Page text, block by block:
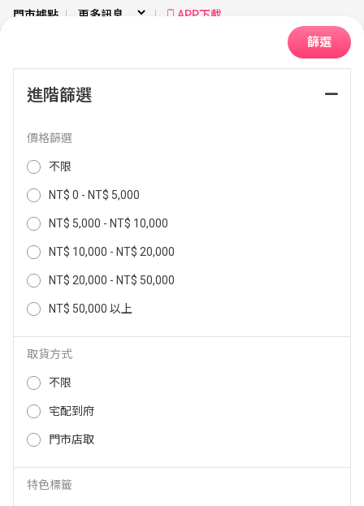
門市據點 APP下載
篩選
進階篩選
價格篩選
不限
NT$ 0 - NT$ 5,000
NT$ 5,000 - NT$ 10,000
NT$ 10,000 - NT$ 20,000
NT$ 20,000 - NT$ 50,000
NT$ 50,000 以上
取貨方式
不限
宅配到府
門市店取
特色標籤
排序：
Belkin Type-C 3孔 PD 旅充-67W
NT$1,290